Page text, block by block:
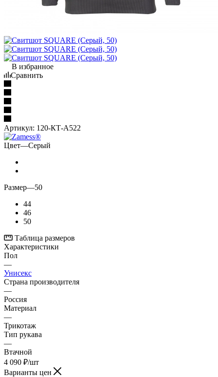
В избранное
Сравнить
Артикул: 120-КТ-А522
Цвет—Серый
Размер—50
44
46
50
Таблица размеров
Характеристики
Пол
—
Унисекс
Страна производителя
—
Россия
Материал
—
Трикотаж
Тип рукава
—
Втачной
4 090 ₽/шт
Варианты цен